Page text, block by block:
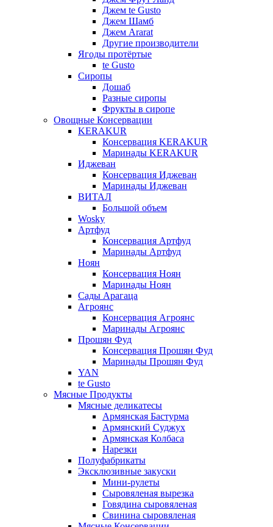
Джем te Gusto
Джем Шамб
Джем Ararat
Другие производители
Ягоды протёртые
te Gusto
Сиропы
Дошаб
Разные сиропы
Фрукты в сиропе
Овощные Консервации
KERAKUR
Консервация KERAKUR
Маринады KERAKUR
Иджеван
Консервация Иджеван
Маринады Иджеван
ВИТАЛ
Большой объем
Wosky
Артфуд
Консервация Артфуд
Маринады Артфуд
Ноян
Консервация Ноян
Маринады Ноян
Сады Арагаца
Агроянс
Консервация Агроянс
Маринады Агроянс
Прошян Фуд
Консервация Прошян Фуд
Маринады Прошян Фуд
YAN
te Gusto
Мясные Продукты
Мясные деликатесы
Армянская Бастурма
Армянский Суджух
Армянская Колбаса
Нарезки
Полуфабрикаты
Эксклюзивные закуски
Мини-рулеты
Сыровяленая вырезка
Говядина сыровяленая
Свинина сыровяленая